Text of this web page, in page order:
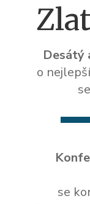
Desátý
o
se